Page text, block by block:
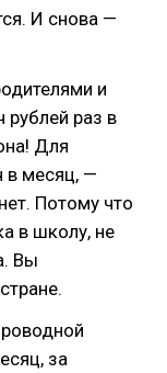
И снова —
и
раз в
Для
в месяц, —
Потому что
в школу, не
Вы
за